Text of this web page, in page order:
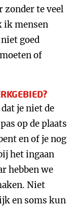
zonder te veel
ik mensen
goed
of
je niet de
op de plaats
en of je nog
het ingaan
hebben we
Niet
en soms kun